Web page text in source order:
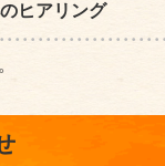
ヒアリング